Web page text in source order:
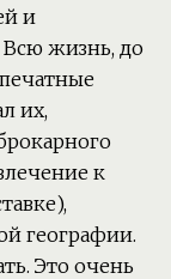
и
Всю жизнь, до
их,
к
географии.
Это очень